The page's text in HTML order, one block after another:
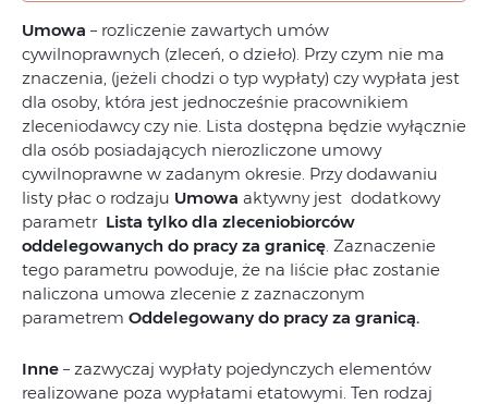
Umowa – rozliczenie zawartych umów
cywilnoprawnych (zleceń, o dzieło). Przy czym nie ma
znaczenia, (jeżeli chodzi o typ wypłaty) czy wypłata jest
dla osoby, która jest jednocześnie pracownikiem
zleceniodawcy czy nie. Lista dostępna będzie wyłącznie
dla osób posiadających nierozliczone umowy
cywilnoprawne w zadanym okresie. Przy dodawaniu
listy płac o rodzaju Umowa aktywny jest dodatkowy
parametr Lista tylko dla zleceniobiorców
oddelegowanych do pracy za granicę . Zaznaczenie
tego parametru powoduje, że na liście płac zostanie
naliczona umowa zlecenie z zaznaczonym
parametrem Oddelegowany do pracy za granicą.
Inne – zazwyczaj wypłaty pojedynczych elementów
realizowane poza wypłatami etatowymi. Ten rodzaj